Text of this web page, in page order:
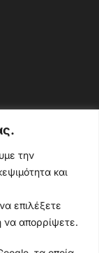
την
και
επιλέξετε
να απορρίψετε.